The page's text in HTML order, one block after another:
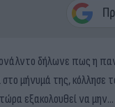
δήλωνε πως η
μήνυμά της, κόλλησε
εξακολουθεί να